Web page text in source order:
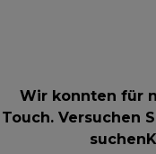
Wir konnten für
Touch. Versuchen
suchen